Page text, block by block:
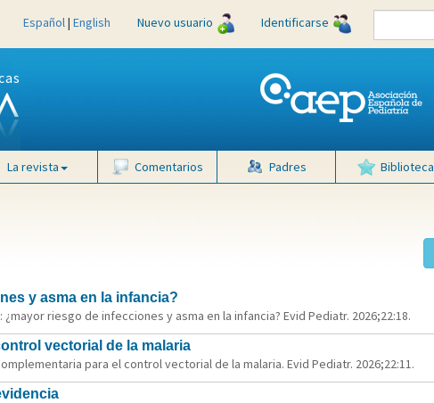
Español| English Nuevo usuario Identificarse
La revista Comentarios Padres Biblioteca
y asma en la infancia?
riesgo de infecciones y asma en la infancia? Evid Pediatr. 2026;22:18.
vectorial de la malaria
para el control vectorial de la malaria. Evid Pediatr. 2026;22:11.